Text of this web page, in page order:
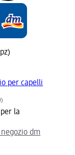
per capelli
la
dm